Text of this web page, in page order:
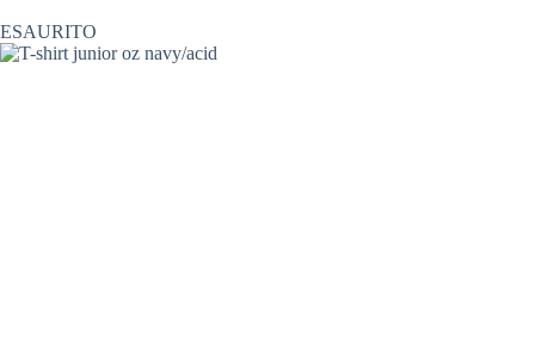
ESAURITO